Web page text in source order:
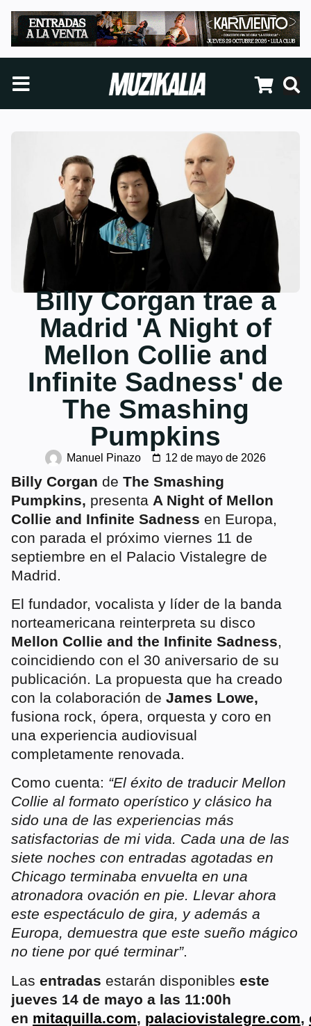
Billy Corgan trae a
Madrid 'A Night of
Mellon Collie and
Infinite Sadness' de
The Smashing
Pumpkins
Manuel Pinazo 12 de mayo de 2026
Billy Corgan de The Smashing
Pumpkins, presenta A Night of Mellon
Collie and Infinite Sadness en Europa,
con parada el próximo viernes 11 de
septiembre en el Palacio Vistalegre de
Madrid.
El fundador, vocalista y líder de la banda
norteamericana reinterpreta su disco
Mellon Collie and the Infinite Sadness,
coincidiendo con el 30 aniversario de su
publicación. La propuesta que ha creado
con la colaboración de James Lowe,
fusiona rock, ópera, orquesta y coro en
una experiencia audiovisual
completamente renovada.
Como cuenta: “El éxito de traducir Mellon
Collie al formato operístico y clásico ha
sido una de las experiencias más
satisfactorias de mi vida. Cada una de las
siete noches con entradas agotadas en
Chicago terminaba envuelta en una
atronadora ovación en pie. Llevar ahora
este espectáculo de gira, y además a
Europa, demuestra que este sueño mágico
no tiene por qué terminar”.
Las entradas estarán disponibles este
jueves 14 de mayo a las 11:00h
en mitaquilla.com, palaciovistalegre.com,